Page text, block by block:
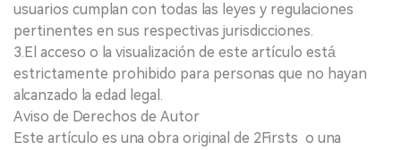
usuarios cumplan con todas las leyes y regulaciones
pertinentes en sus respectivas jurisdicciones.
3.El acceso o la visualización de este artículo está
estrictamente prohibido para personas que no hayan
alcanzado la edad legal.
Aviso de Derechos de Autor
Este artículo es una obra original de 2Firsts o una